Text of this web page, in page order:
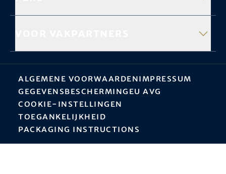
Algemene VoorwaardenImpressum
Gegevensbescherming EU AVG
Cookie-instellingen
Toegankelijkheid
Packaging instructions